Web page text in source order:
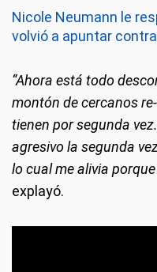
Nicole Neumann le
volvió a apuntar
“Ahora está todo
montón de cercanos
tienen por segunda
agresivo la segunda
lo cual me alivia
explayó.